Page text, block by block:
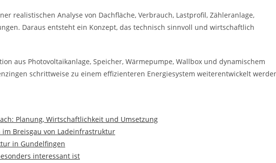
realistischen Analyse von Dachfläche, Verbrauch, Lastprofil, Zähleranlage,
Daraus entsteht ein Konzept, das technisch sinnvoll und wirtschaftlich
aus Photovoltaikanlage, Speicher, Wärmepumpe, Wallbox und dynamischem
schrittweise zu einem effizienteren Energiesystem weiterentwickelt
Planung, Wirtschaftlichkeit und Umsetzung
Breisgau von Ladeinfrastruktur
in Gundelfingen
interessant ist